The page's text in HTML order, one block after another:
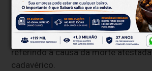
de carro.
"Nesse acidente a criança machuca
laceração hepática foi nesse
referindo à causa da morte
cadavérico.